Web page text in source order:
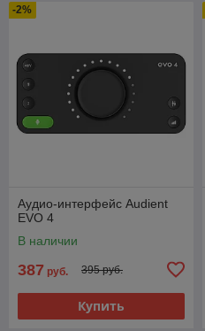
-2%
Аудио-интерфейс Audient
EVO 4
В наличии
387 руб. 395 руб.
Купить